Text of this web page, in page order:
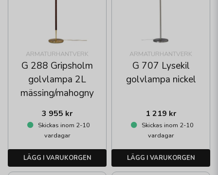
ARMATURHANTVERK
G 288 Gripsholm
golvlampa 2L
mässing/mahogny
3 955 kr
Skickas inom 2-10
vardagar
LÄGG I VARUKORGEN
ARMATURHANTVERK
G 707 Lysekil
golvlampa nickel
1 219 kr
Skickas inom 2-10
vardagar
LÄGG I VARUKORGEN